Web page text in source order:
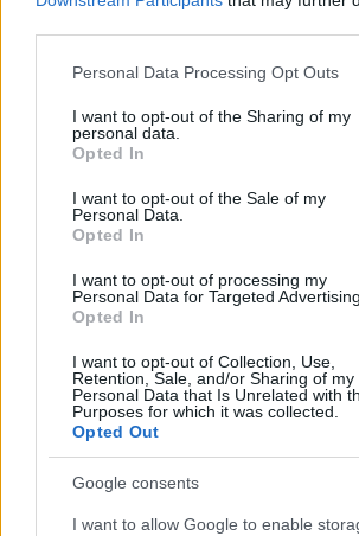
Please note that this website/app uses one
not limited to your visit or usage behaviour.
grant or deny consent to Google and its
use your data for below specified purposes
consent section.
Personal Data Processing Opt Outs
I want to opt-out of the Sharing of my
personal data.
Opted In
I want to opt-out of the Sale of my
Personal Data.
Opted In
I want to opt-out of processing my
Personal Data for Targeted Advertising.
Opted In
I want to opt-out of Collection, Use,
Retention, Sale, and/or Sharing of my
Personal Data that Is Unrelated with
Purposes for which it was collected.
Opted Out
Google consents
I want to allow Google to enable
norvégok ellen, ez nem annyira. A
(vagy C?) csapat ellen megszerzik
győzelmüket, vereségbe szaladtak.
Címkék:válogatott karjala kupa
Ajánlott bejegyzések:
Elköltöztünk